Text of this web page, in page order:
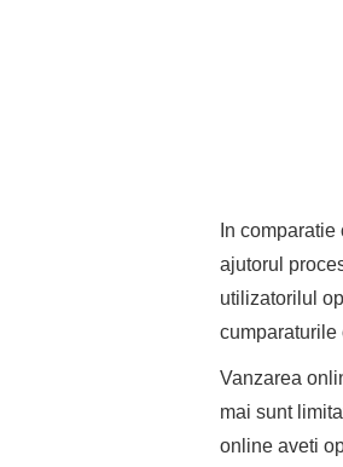
In
ajutorul
utilizatorilul
cumparaturile
Vanzarea
mai sunt
online aveti